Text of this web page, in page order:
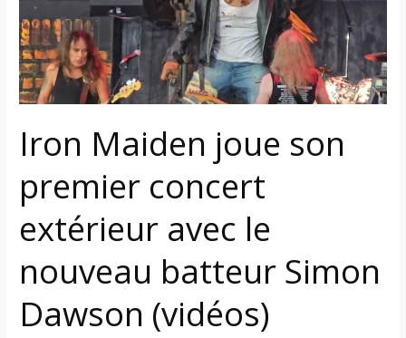
Iron Maiden joue son
premier concert
extérieur avec le
nouveau batteur Simon
Dawson (vidéos)
concert
extérieur
avec
le
nouveau
Simon
(vidéos)